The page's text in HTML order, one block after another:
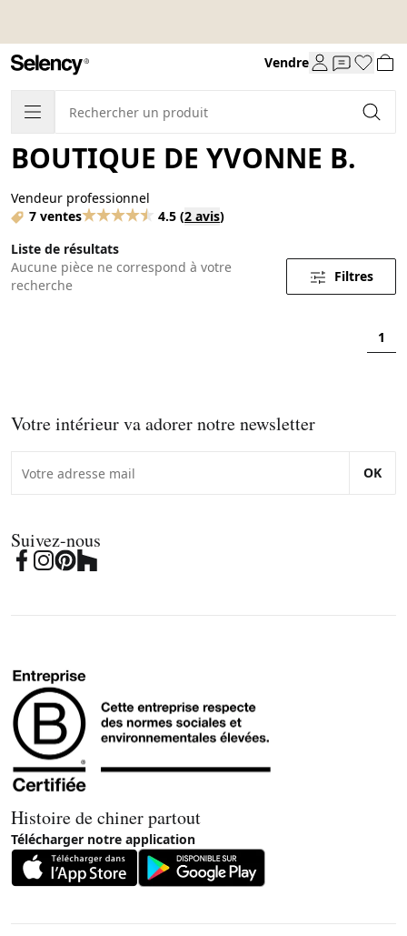
Vendre
BOUTIQUE DE YVONNE B.
Vendeur professionnel
7 ventes
4.5 (2 avis)
Liste de résultats
Aucune pièce ne correspond à votre
recherche
Filtres
1
Votre intérieur va adorer notre newsletter
OK
Suivez-nous
Histoire de chiner partout
Télécharger notre application